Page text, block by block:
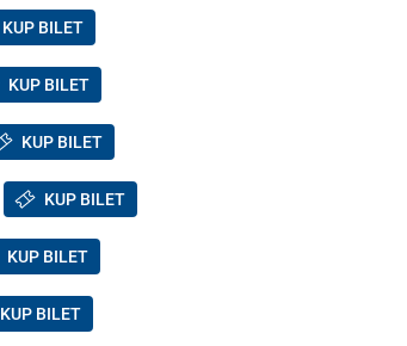
KUP BILET
KUP BILET
KUP BILET
KUP BILET
KUP BILET
KUP BILET